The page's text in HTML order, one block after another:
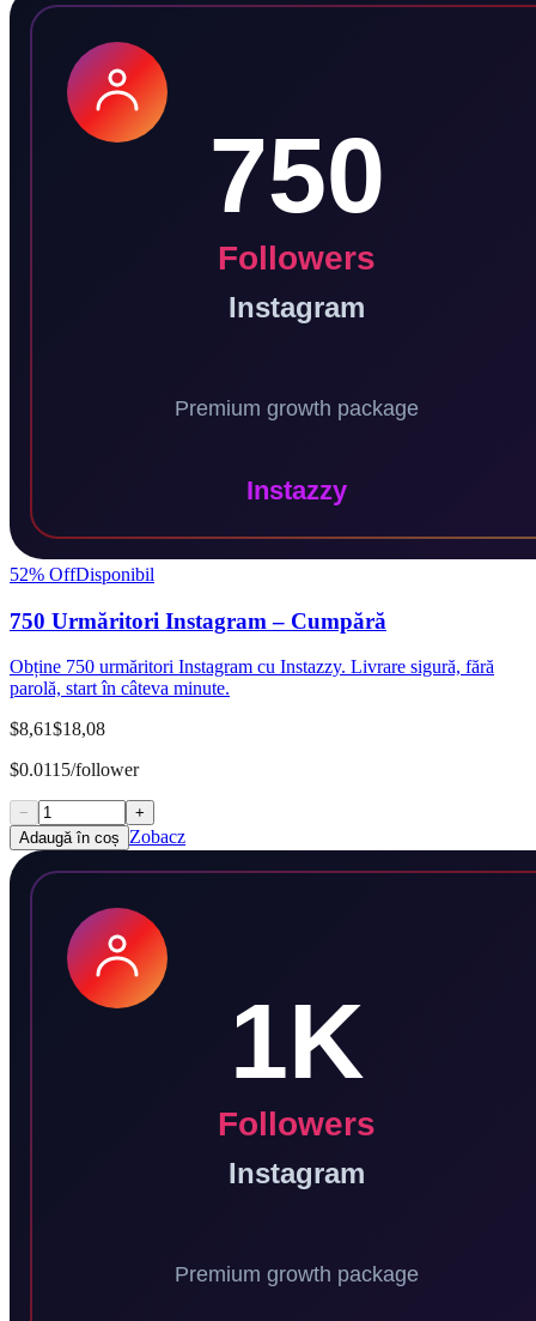
52% OffDisponibil
750 Urmăritori Instagram – Cumpără
Obține 750 urmăritori Instagram cu Instazzy. Livrare sigură, fără
parolă, start în câteva minute.
$8,61$18,08
$0.0115/follower
−
+
Adaugă în coș
Zobacz